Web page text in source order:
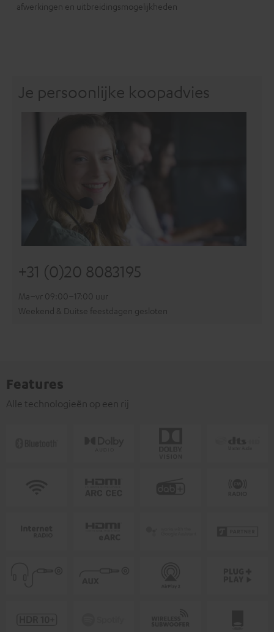
afwerkingen en uitbreidingsmogelijkheden
Je persoonlijke koopadvies
+31 (0)20 8083195
Ma–vr 09:00–17:00 uur
Weekend & Duitse feestdagen gesloten
Features
Alle technologieën op een rij